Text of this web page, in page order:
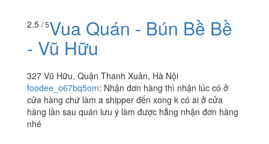
giá cũng phải tầm...
2.5 / 5Vua Quán - Bún Bề Bề
- Vũ Hữu
327 Vũ Hữu, Quận Thanh Xuân, Hà Nội